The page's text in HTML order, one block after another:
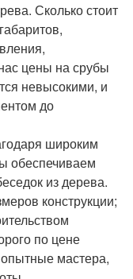
Сколько стоит
цены на срубы
невысокими, и
до
широким
обеспечиваем
из дерева.
конструкции;
по цене
мастера,